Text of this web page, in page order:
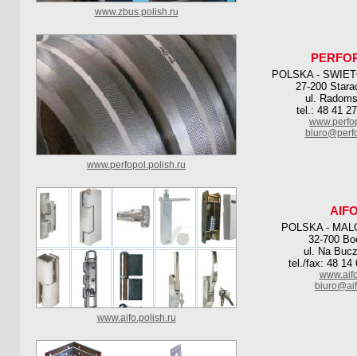
www.zbus.polish.ru
POLSKA -
27-200
ul.
tel.: 48 41
www.perfopol.polish.ru
POLSKA -
32-700
ul. Na
tel./fax: 48 14
www.aifo.polish.ru